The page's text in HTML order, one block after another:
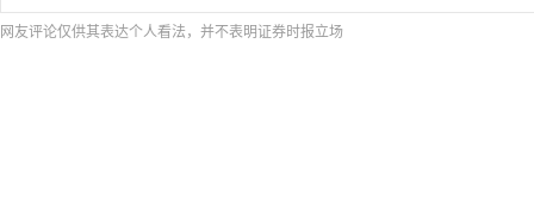
网友评论仅供其表达个人看法，并不表明证券时报立场